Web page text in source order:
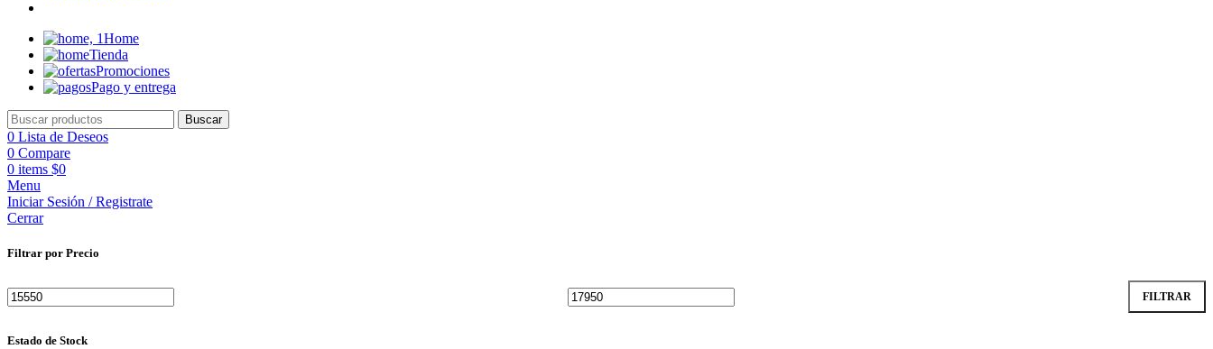
Home
Tienda
Promociones
Pago y entrega
Buscar
0 Lista de Deseos
0 Compare
0 items $0
Menu
Iniciar Sesión / Registrate
Cerrar
Filtrar por Precio
FILTRAR
Estado de Stock